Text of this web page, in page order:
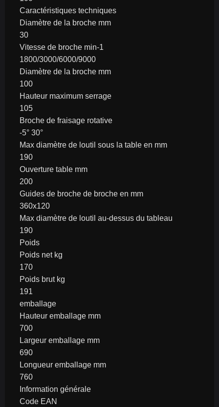
Caractéristiques techniques
Diamètre de la broche mm
30
Vitesse de broche min-1
1800/3000/6000/9000
Diamètre de la broche mm
100
Hauteur maximum serrage
105
Broche de fraisage rotative
-5° 30°
Max diamètre de loutil sous la table en mm
190
Ouverture table mm
200
Guides de broche de broche en mm
360x120
Max diamètre de loutil au-dessus du tableau
190
Poids
Poids net kg
170
Poids brut kg
191
emballage
Hauteur emballage mm
700
Largeur emballage mm
690
Longueur emballage mm
760
Information générale
Code EAN